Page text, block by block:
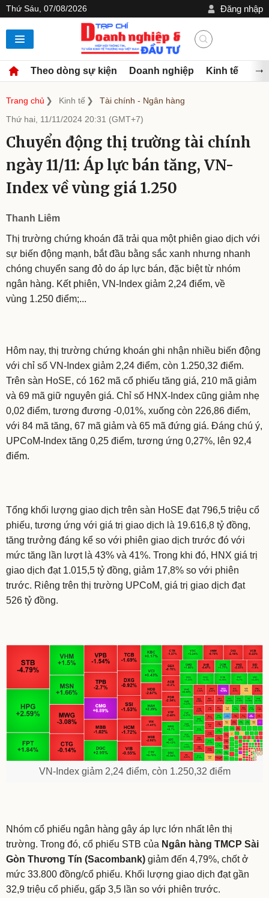
Thứ Sáu, 07/08/2026 Đăng nhập
Theo dòng sự kiện Doanh nghiệp Kinh tế
Trang chủ Kinh tế
Tài chính - Ngân hàng
Thứ hai, 11/11/2024 20:31 (GMT+7)
Chuyển động thị trường tài chính
ngày 11/11: Áp lực bán tăng, VN-
Index về vùng giá 1.250
Thanh Liêm
Thị trường chứng khoán đã trải qua một phiên giao dịch với
sự biến động mạnh, bắt đầu bằng sắc xanh nhưng nhanh
chóng chuyển sang đỏ do áp lực bán, đặc biệt từ nhóm
ngân hàng. Kết phiên, VN-Index giảm 2,24 điểm, về
vùng 1.250 điểm;...
Hôm nay, thị trường chứng khoán ghi nhận nhiều biến động
với chỉ số VN-Index giảm 2,24 điểm, còn 1.250,32 điểm.
Trên sàn HoSE, có 162 mã cổ phiếu tăng giá, 210 mã giảm
và 69 mã giữ nguyên giá. Chỉ số HNX-Index cũng giảm nhẹ
0,02 điểm, tương đương -0,01%, xuống còn 226,86 điểm,
với 84 mã tăng, 67 mã giảm và 65 mã đứng giá. Đáng chú ý,
UPCoM-Index tăng 0,25 điểm, tương ứng 0,27%, lên 92,4
điểm.
Tổng khối lượng giao dịch trên sàn HoSE đạt 796,5 triệu cổ
phiếu, tương ứng với giá trị giao dịch là 19.616,8 tỷ đồng,
tăng trưởng đáng kể so với phiên giao dịch trước đó với
mức tăng lần lượt là 43% và 41%. Trong khi đó, HNX giá trị
giao dịch đạt 1.015,5 tỷ đồng, giảm 17,8% so với phiên
trước. Riêng trên thị trường UPCoM, giá trị giao dịch đạt
526 tỷ đồng.
VN-Index giảm 2,24 điểm, còn 1.250,32 điểm
Nhóm cổ phiếu ngân hàng gây áp lực lớn nhất lên thị
trường. Trong đó, cổ phiếu STB của Ngân hàng TMCP Sài
Gòn Thương Tín (Sacombank) giảm đến 4,79%, chốt ở
mức 33.800 đồng/cổ phiếu. Khối lượng giao dịch đạt gần
32,9 triệu cổ phiếu, gấp 3,5 lần so với phiên trước.